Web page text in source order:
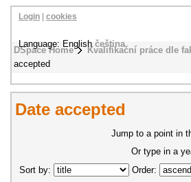
DSpace Home Kvalifikační práce dle
accepted
Login cookies
Language: Englishčeština
Date accepted
Jump to a point in
Or type in a
Sort by:
Order: